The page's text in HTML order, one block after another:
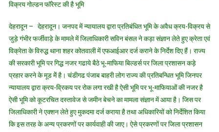
विक्रय गोल्डन फॉरेस्ट की है भूमि
देहरादून – देहरादून। जनपद में न्यायालय द्वारा प्रतिबंधित भूमि के अवैध क्रय-विक्रय से
जुड़े गंभीर फर्जीवाड़े के मामले में जिलाधिकारी सविन बंसल ने कड़ा संज्ञान लेते हुए क्रेता एवं
विक्रेता के विरुद्ध थाना शहर कोतवाली में एफआईआर दर्ज कराने के निर्देश दिए हैं। राज्य
की सरकारी भूमि पर गिद्ध नजर गढाये बैठे भू-माफिया बिल्डर्स पर जिला प्रशासन कड़े
प्रहार करने के मूड मेें है। चंडीगढ पंजाब बाहरी लोग राज्य की प्रतिबन्धित भूमि जिनपर
न्यायालय द्वारा क्रय-व्रिकय पर रोक लगा रखी है ऐसी भूमि पर भू-माफियाओं की नजर है
ऐसी भूमि को कूटरचित दस्तावेज से जमीन बेचने का मामला संज्ञान में आया है। जिस पर
जिलाधिकारी ने एक्शन लेते हुए मुकदमा दर्ज कराया है तथा अधिकारियों को निर्देशित किया
कि इस तरह के अन्य प्रकरणों पर कार्यवाही की जाए। ऐसे प्रकरणों पर जिला प्रशासन